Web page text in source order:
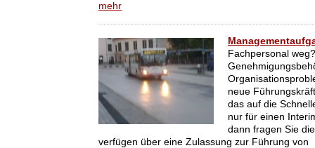
mehr
Fachpersonal
neue
das auf die
nur für einen
dann fragen Sie
verfügen über eine Zulassung zur Führung von